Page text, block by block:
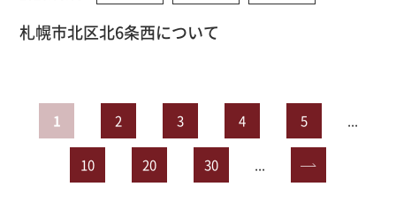
札幌市北区北6条西について
1 2 3 4 5 ...
10 20 30 ... »